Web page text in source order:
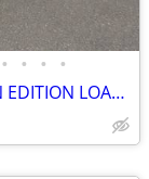
• • • •
2019 RAM 1500 SLT 4X4 HEMI BIG HORN EDITION LOADED $12,830 BOOK VALUE